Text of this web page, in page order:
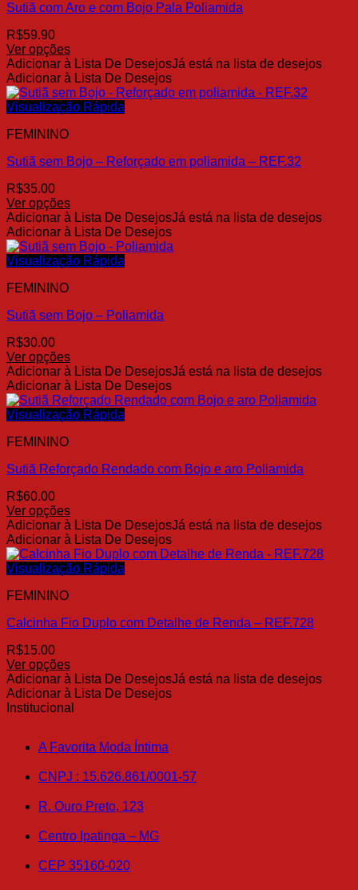
podem
escolhidas
na
página
do
produto
Sutiã com Aro e com Bojo Pala Poliamida
R$59.90
Ver opções
Este
produto
tem
várias
As
podem
escolhidas
na
página
do
produto
Adicionar à Lista De DesejosJá está na lista de desejos
Adicionar à Lista De Desejos
Visualização Rápida
FEMININO
Sutiã sem Bojo – Reforçado em poliamida – REF.32
R$35.00
Ver opções
Este
produto
tem
várias
As
podem
escolhidas
na
página
do
produto
Adicionar à Lista De DesejosJá está na lista de desejos
Adicionar à Lista De Desejos
Visualização Rápida
FEMININO
Sutiã sem Bojo – Poliamida
R$30.00
Ver opções
Este
produto
tem
várias
As
podem
escolhidas
na
página
do
produto
Adicionar à Lista De DesejosJá está na lista de desejos
Adicionar à Lista De Desejos
Visualização Rápida
FEMININO
Sutiã Reforçado Rendado com Bojo e aro Poliamida
R$60.00
Ver opções
Este
produto
tem
várias
As
podem
escolhidas
na
página
do
produto
Adicionar à Lista De DesejosJá está na lista de desejos
Adicionar à Lista De Desejos
Visualização Rápida
FEMININO
Calcinha Fio Duplo com Detalhe de Renda – REF.728
R$15.00
Ver opções
Este
produto
tem
podem
escolhidas
página
produto
Adicionar à Lista De DesejosJá está na lista de desejos
Adicionar à Lista De Desejos
Institucional
A Favorita Moda Íntima
CNPJ : 15.626.861/0001-57
R. Ouro Preto, 123
Centro Ipatinga – MG
CEP 35160-020